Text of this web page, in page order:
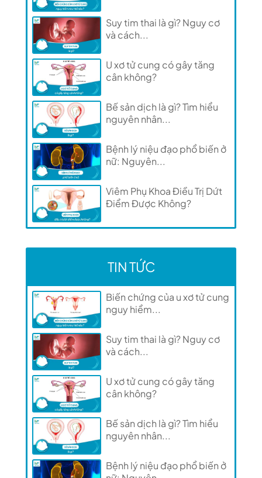
Suy tim thai là gì? Nguy cơ
và cách...
U xơ tử cung có gây tăng
cân không?
Bế sản dịch là gì? Tìm hiểu
nguyên nhân...
Bệnh lý niệu đạo phổ biến ở
nữ: Nguyên...
Viêm Phụ Khoa Điều Trị Dứt
Điểm Được Không?
TIN TỨC
Biến chứng của u xơ tử cung
nguy hiểm...
Suy tim thai là gì? Nguy cơ
và cách...
U xơ tử cung có gây tăng
cân không?
Bế sản dịch là gì? Tìm hiểu
nguyên nhân...
Bệnh lý niệu đạo phổ biến ở